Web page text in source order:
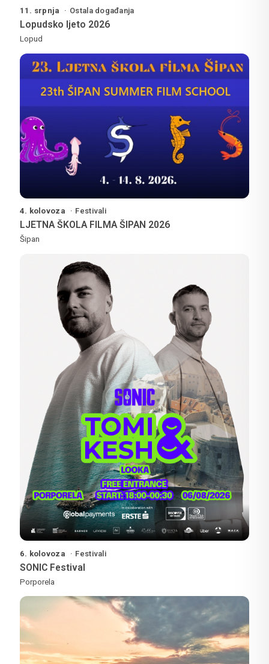
11. srpnja Ostala događanja
Lopudsko ljeto 2026
Lopud
4. kolovoza Festivali
LJETNA ŠKOLA FILMA ŠIPAN 2026
Šipan
6. kolovoza Festivali
SONIC Festival
Porporela